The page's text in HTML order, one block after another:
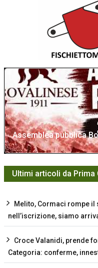
Assemblea pubblica
Ultimi articoli da Prima
Melito, Cormaci rompe
nell’iscrizione, siamo
Croce Valanidi, prende
Categoria: conferme,